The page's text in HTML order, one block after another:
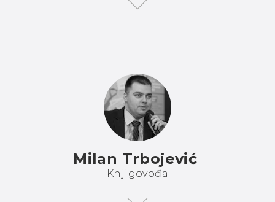
Milan Trbojević
Knjigovođa